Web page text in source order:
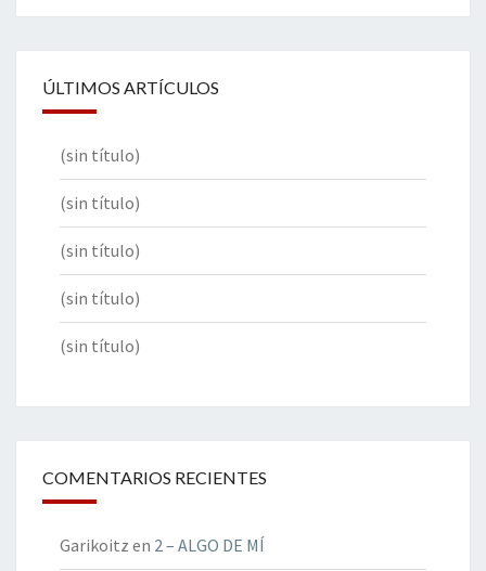
ÚLTIMOS ARTÍCULOS
(sin título)
(sin título)
(sin título)
(sin título)
(sin título)
COMENTARIOS RECIENTES
Garikoitz en 2 – ALGO DE MÍ